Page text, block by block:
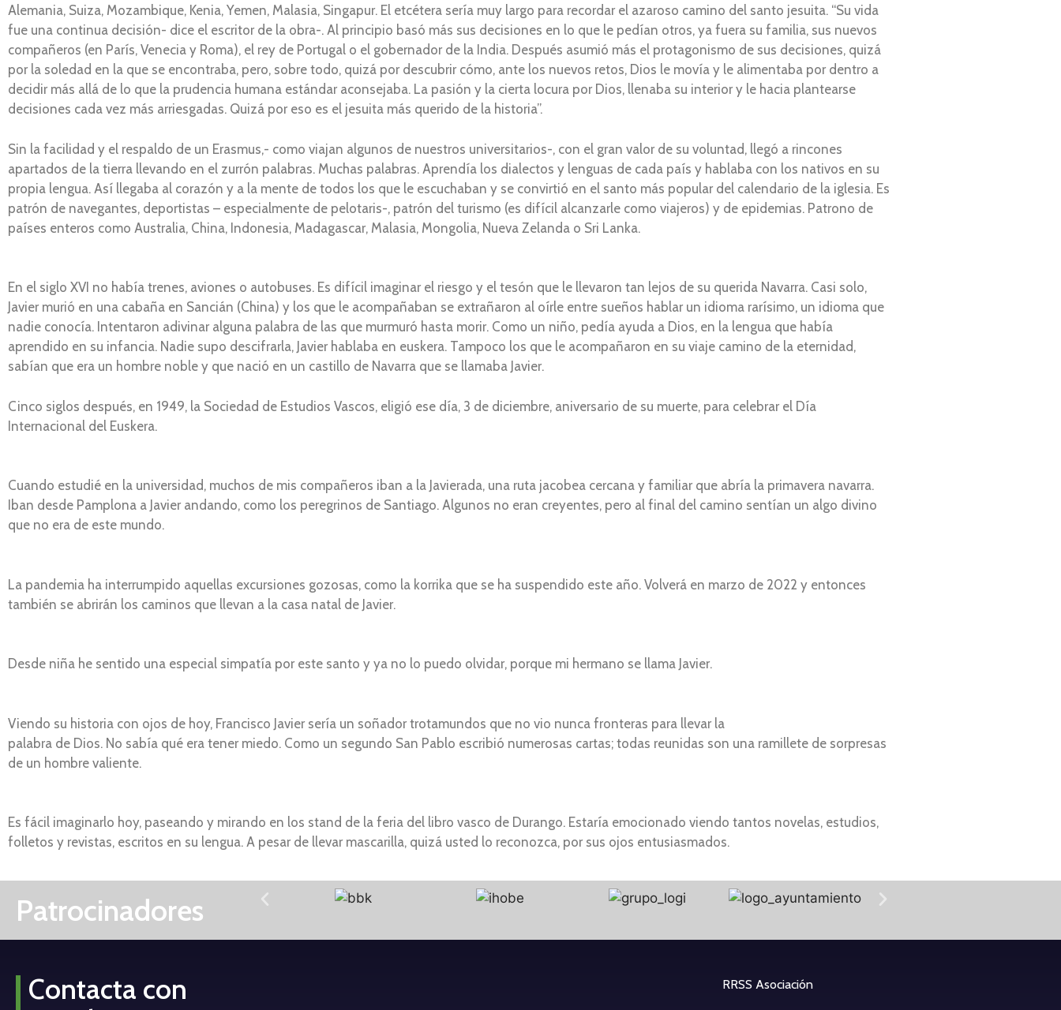
Alemania, Suiza, Mozambique, Kenia, Yemen, Malasia, Singapur. El etcétera sería muy largo para recordar el azaroso camino del santo jesuita. “Su vida
fue una continua decisión- dice el escritor de la obra-. Al principio basó más sus decisiones en lo que le pedían otros, ya fuera su familia, sus nuevos
compañeros (en París, Venecia y Roma), el rey de Portugal o el gobernador de la India. Después asumió más el protagonismo de sus decisiones, quizá
por la soledad en la que se encontraba, pero, sobre todo, quizá por descubrir cómo, ante los nuevos retos, Dios le movía y le alimentaba por dentro a
decidir más allá de lo que la prudencia humana estándar aconsejaba. La pasión y la cierta locura por Dios, llenaba su interior y le hacia plantearse
decisiones cada vez más arriesgadas. Quizá por eso es el jesuita más querido de la historia”.
Sin la facilidad y el respaldo de un Erasmus,- como viajan algunos de nuestros universitarios-, con el gran valor de su voluntad, llegó a rincones
apartados de la tierra llevando en el zurrón palabras. Muchas palabras. Aprendía los dialectos y lenguas de cada país y hablaba con los nativos en su
propia lengua. Así llegaba al corazón y a la mente de todos los que le escuchaban y se convirtió en el santo más popular del calendario de la iglesia. Es
patrón de navegantes, deportistas – especialmente de pelotaris-, patrón del turismo (es difícil alcanzarle como viajeros) y de epidemias. Patrono de
países enteros como Australia, China, Indonesia, Madagascar, Malasia, Mongolia, Nueva Zelanda o Sri Lanka.
En el siglo XVI no había trenes, aviones o autobuses. Es difícil imaginar el riesgo y el tesón que le llevaron tan lejos de su querida Navarra. Casi solo,
Javier murió en una cabaña en Sancián (China) y los que le acompañaban se extrañaron al oírle entre sueños hablar un idioma rarísimo, un idioma que
nadie conocía. Intentaron adivinar alguna palabra de las que murmuró hasta morir. Como un niño, pedía ayuda a Dios, en la lengua que había
aprendido en su infancia. Nadie supo descifrarla, Javier hablaba en euskera. Tampoco los que le acompañaron en su viaje camino de la eternidad,
sabían que era un hombre noble y que nació en un castillo de Navarra que se llamaba Javier.
Cinco siglos después, en 1949, la Sociedad de Estudios Vascos, eligió ese día, 3 de diciembre, aniversario de su muerte, para celebrar el Día
Internacional del Euskera.
Cuando estudié en la universidad, muchos de mis compañeros iban a la Javierada, una ruta jacobea cercana y familiar que abría la primavera navarra.
Iban desde Pamplona a Javier andando, como los peregrinos de Santiago. Algunos no eran creyentes, pero al final del camino sentían un algo divino
que no era de este mundo.
La pandemia ha interrumpido aquellas excursiones gozosas, como la korrika que se ha suspendido este año. Volverá en marzo de 2022 y entonces
también se abrirán los caminos que llevan a la casa natal de Javier.
Desde niña he sentido una especial simpatía por este santo y ya no lo puedo olvidar, porque mi hermano se llama Javier.
Viendo su historia con ojos de hoy, Francisco Javier sería un soñador trotamundos que no vio nunca fronteras para llevar la
palabra de Dios. No sabía qué era tener miedo. Como un segundo San Pablo escribió numerosas cartas; todas reunidas son una ramillete de sorpresas
de un hombre valiente.
Es fácil imaginarlo hoy, paseando y mirando en los stand de la feria del libro vasco de Durango. Estaría emocionado viendo tantos novelas, estudios,
folletos y revistas, escritos en su lengua. A pesar de llevar mascarilla, quizá usted lo reconozca, por sus ojos entusiasmados.
Patrocinadores
Contacta con
RRSS Asociación